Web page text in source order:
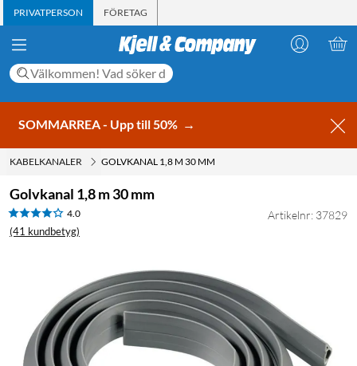
PRIVATPERSON FÖRETAG
SOMMARREA - Upp till 50% →
KABELKANALER GOLVKANAL 1,8 M 30 MM
Golvkanal 1,8 m 30 mm
4.0
(41 kundbetyg)
Artikelnr: 37829